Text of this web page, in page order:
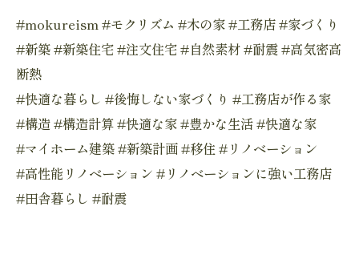
#mokureism #モクリズム #木の家 #工務店 #家づくり
#新築 #新築住宅 #注文住宅 #自然素材 #耐震 #高気密高
断熱
#快適な暮らし #後悔しない家づくり #工務店が作る家
#構造 #構造計算 #快適な家 #豊かな生活 #快適な家
#マイホーム建築 #新築計画 #移住 #リノベーション
#高性能リノベーション #リノベーションに強い工務店
#田舎暮らし #耐震